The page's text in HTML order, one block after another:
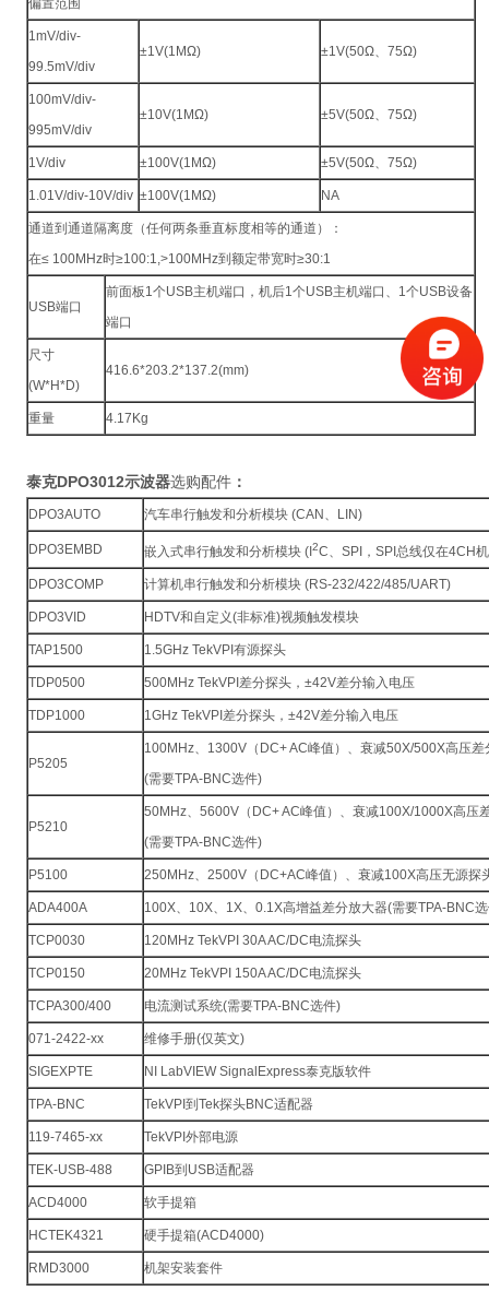
偏置范围
1mV/div-
99.5mV/div
±1V(1MΩ) ±1V(50Ω、75Ω)
100mV/div-
995mV/div
±10V(1MΩ) ±5V(50Ω、75Ω)
1V/div ±100V(1MΩ) ±5V(50Ω、75Ω)
1.01V/div-10V/div ±100V(1MΩ) NA
通道到通道隔离度（任何两条垂直标度相等的通道）：
在≤ 100MHz时≥100:1,>100MHz到额定带宽时≥30:1
USB端口
前面板1个USB主机端口，机后1个USB主机端口、1个USB设备
端口
尺寸
(W*H*D)
416.6*203.2*137.2(mm)
重量 4.17Kg
泰克DPO3012示波器选购配件：
DPO3AUTO 汽车串行触发和分析模块 (CAN、LIN)
DPO3EMBD 嵌入式串行触发和分析模块 (I 2C、SPI，SPI总线仅在4CH
DPO3COMP 计算机串行触发和分析模块 (RS-232/422/485/UART)
DPO3VID HDTV和自定义(非标准)视频触发模块
TAP1500 1.5GHz TekVPI有源探头
TDP0500 500MHz TekVPI差分探头，±42V差分输入电压
TDP1000 1GHz TekVPI差分探头，±42V差分输入电压
P5205
100MHz、1300V（DC+ AC峰值）、衰减50X/500X高压差
(需要TPA-BNC选件)
P5210
50MHz、5600V（DC+ AC峰值）、衰减100X/1000X高压
(需要TPA-BNC选件)
P5100 250MHz、2500V（DC+AC峰值）、衰减100X高压无源探
ADA400A 100X、10X、1X、0.1X高增益差分放大器(需要TPA-BNC
TCP0030 120MHz TekVPI 30A AC/DC电流探头
TCP0150 20MHz TekVPI 150A AC/DC电流探头
TCPA300/400 电流测试系统(需要TPA-BNC选件)
071-2422-xx 维修手册(仅英文)
SIGEXPTE NI LabVIEW SignalExpress泰克版软件
TPA-BNC TekVPI到Tek探头BNC适配器
119-7465-xx TekVPI外部电源
TEK-USB-488 GPIB到USB适配器
ACD4000 软手提箱
HCTEK4321 硬手提箱(ACD4000)
RMD3000 机架安装套件